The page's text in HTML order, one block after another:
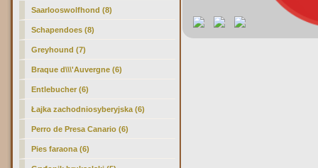
Saarlooswolfhond (8)
Schapendoes (8)
Greyhound (7)
Braque d\\\'Auvergne (6)
Entlebucher (6)
Łajka zachodniosyberyjska (6)
Perro de Presa Canario (6)
Pies faraona (6)